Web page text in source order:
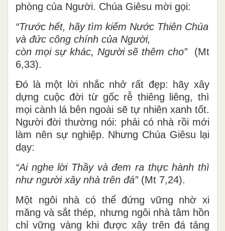
phòng của Người. Chúa Giêsu mời gọi:
“Trước hết, hãy tìm kiếm Nước Thiên Chúa
và đức công chính của Người,
còn mọi sự khác, Người sẽ thêm cho”(Mt
6,33).
Đó là một lời nhắc nhở rất đẹp: hãy xây
dựng cuộc đời từ gốc rễ thiêng liêng, thì
mọi cành lá bên ngoài sẽ tự nhiên xanh tốt.
Người đời thường nói: phải có nhà rồi mới
làm nên sự nghiệp. Nhưng Chúa Giêsu lại
dạy:
“Ai nghe lời Thầy và đem ra thực hành thì
như người xây nhà trên đá” (Mt 7,24).
Một ngôi nhà có thể đứng vững nhờ xi
măng và sắt thép, nhưng ngôi nhà tâm hồn
chỉ vững vàng khi được xây trên đá tảng